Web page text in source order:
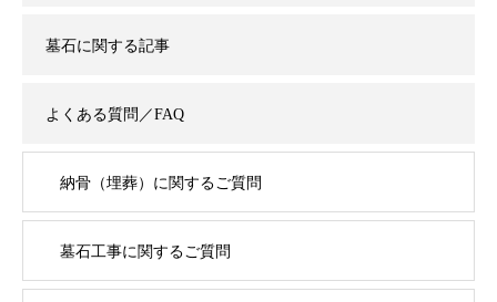
墓石に関する記事
よくある質問／FAQ
納骨（埋葬）に関するご質問
墓石工事に関するご質問